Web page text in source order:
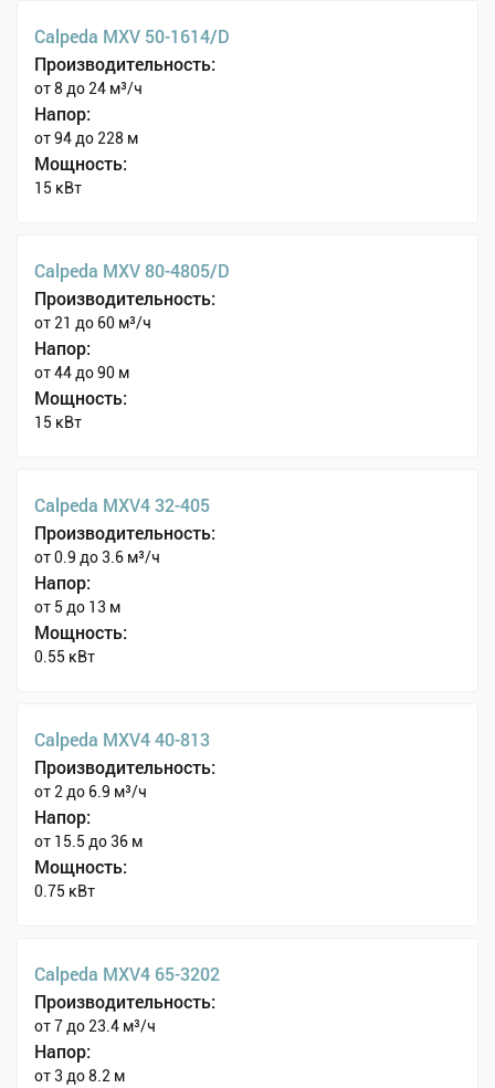
Calpeda MXV 50-1614/D
Производительность:
от 8 до 24 м³/ч
Напор:
от 94 до 228 м
Мощность:
15 кВт
Calpeda MXV 80-4805/D
Производительность:
от 21 до 60 м³/ч
Напор:
от 44 до 90 м
Мощность:
15 кВт
Calpeda MXV4 32-405
Производительность:
от 0.9 до 3.6 м³/ч
Напор:
от 5 до 13 м
Мощность:
0.55 кВт
Calpeda MXV4 40-813
Производительность:
от 2 до 6.9 м³/ч
Напор:
от 15.5 до 36 м
Мощность:
0.75 кВт
Calpeda MXV4 65-3202
Производительность:
от 7 до 23.4 м³/ч
Напор:
от 3 до 8.2 м